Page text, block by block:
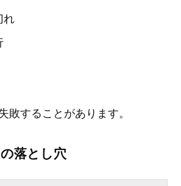
れ
敗することがあります。
落とし穴